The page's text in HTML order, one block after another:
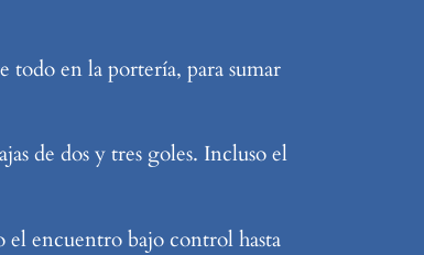
todo en la portería, para sumar
de dos y tres goles. Incluso el
el encuentro bajo control hasta